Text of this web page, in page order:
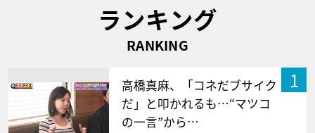
ランキング
RANKING
1
高橋真麻、「コネだブサイク
だ」と叩かれるも…“マツコ
の一言”から…